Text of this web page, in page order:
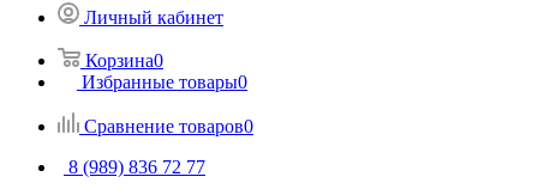
Личный кабинет
Корзина0
Избранные товары0
Сравнение товаров0
8 (989) 836 72 77